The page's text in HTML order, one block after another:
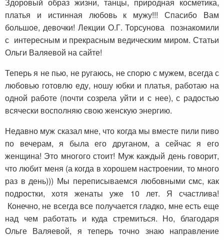
Здоровый образ жизни, танцы, природная косметика,
платья и истинная любовь к мужу!!! Спасибо Вам
большое, девочки! Лекции О.Г. Торсунова познакомили
с интересным и прекрасным ведическим миром. Статьи
Ольги Валяевой на сайте!
Теперь я не пью, не ругаюсь, не спорю с мужем, всегда с
любовью готовлю еду, ношу юбки и платья, работаю на
одной работе (почти созрела уйти и с нее), с радостью
всячески восполняю свою женскую энергию.
Недавно муж сказал мне, что когда мы вместе пили пиво
по вечерам, я была его друганом, а сейчас я его
женщина! Это многого стоит! Муж каждый день говорит,
что любит меня (а когда в хорошем настроении, то много
раз в день))) Мы переписываемся любовными смс, как
подростки, хотя женаты уже 10 лет. Я счастлива!
Конечно, не всегда все получается гладко, мне есть еще
над чем работать и куда стремиться. Но, благодаря
Ольге Валяевой, я теперь точно знаю направление